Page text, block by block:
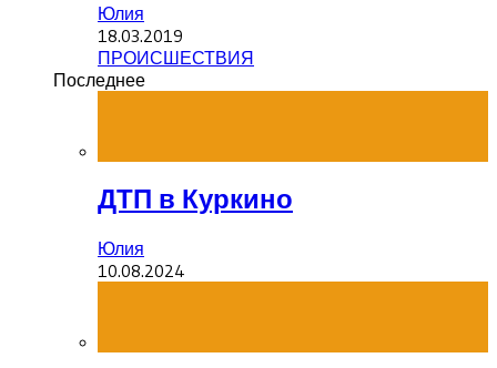
Юлия
18.03.2019
ПРОИСШЕСТВИЯ
Последнее
ДТП в Куркино
Юлия
10.08.2024